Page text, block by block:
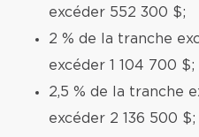
excéder 552 300 $;
2 % de la tranche
excéder 1 104 700 $;
2,5 % de la tranche
excéder 2 136 500 $;